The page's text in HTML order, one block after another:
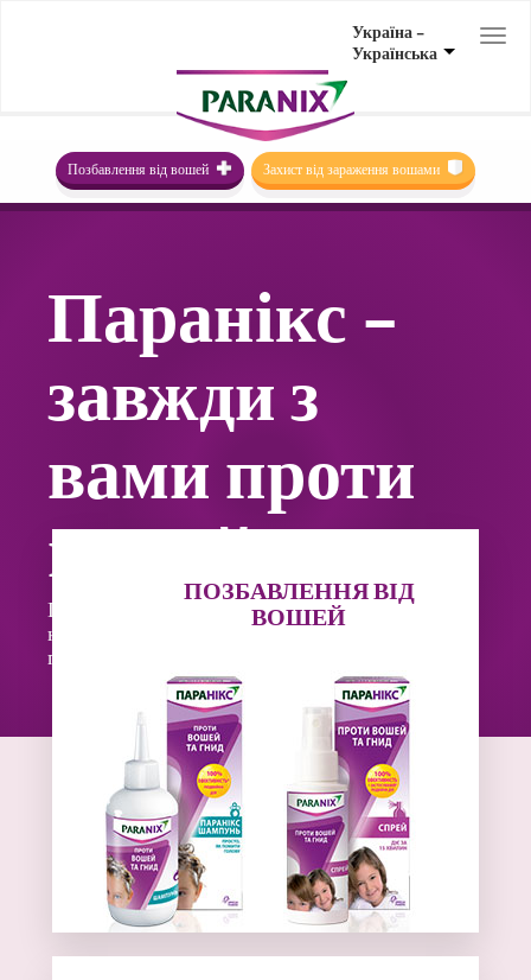
Україна –
Українська
Позбавлення від вошей Захист від зараження вошами
Паранікс –
завжди з
вами проти
вошей!
Паранікс, бренд проти вошей №1 в Європі, –
незамінний засіб, який швидко та комфортно
позбавить вашу дитину від вошей і гнид!
ПОЗБАВЛЕННЯ ВІД
ВОШЕЙ